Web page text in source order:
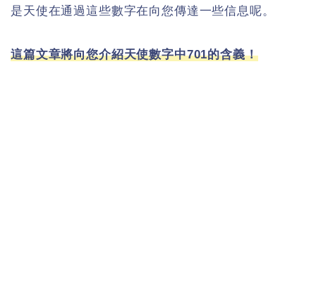
是天使在通過這些數字在向您傳達一些信息呢。
這篇文章將向您介紹天使數字中701的含義！